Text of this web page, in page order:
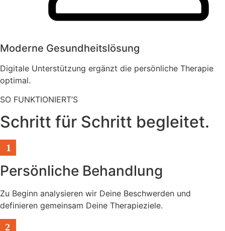
Moderne Gesundheitslösung
Digitale Unterstützung ergänzt die persönliche Therapie
optimal.
SO FUNKTIONIERT’S
Schritt für Schritt begleitet.
1
Persönliche Behandlung
Zu Beginn analysieren wir Deine Beschwerden und
definieren gemeinsam Deine Therapieziele.
2